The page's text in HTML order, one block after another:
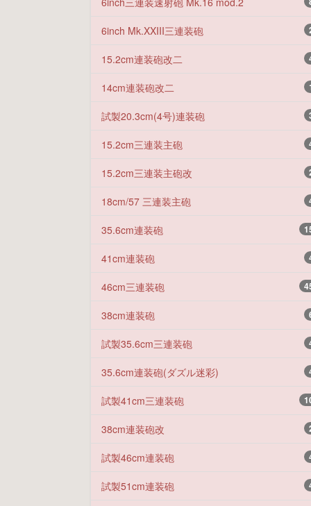
6inch Mk.XXIII三連装砲
15.2cm連装砲改二
14cm連装砲改二
試製20.3cm(4号)連装砲
15.2cm三連装主砲
15.2cm三連装主砲改
18cm/57 三連装主砲
35.6cm連装砲
41cm連装砲
46cm三連装砲
38cm連装砲
試製35.6cm三連装砲
35.6cm連装砲(ダズル迷彩)
試製41cm三連装砲
38cm連装砲改
試製46cm連装砲
試製51cm連装砲